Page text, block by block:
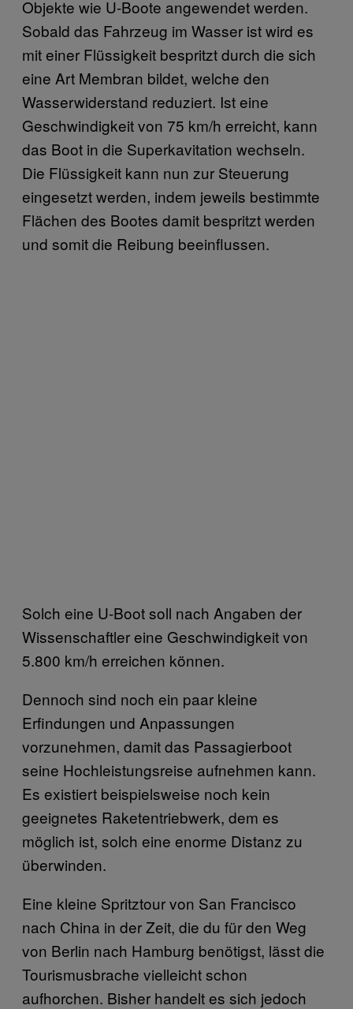
Objekte wie U-Boote angewendet werden.
Sobald das Fahrzeug im Wasser ist wird es
mit einer Flüssigkeit bespritzt durch die sich
eine Art Membran bildet, welche den
Wasserwiderstand reduziert. Ist eine
Geschwindigkeit von 75 km/h erreicht, kann
das Boot in die Superkavitation wechseln.
Die Flüssigkeit kann nun zur Steuerung
eingesetzt werden, indem jeweils bestimmte
Flächen des Bootes damit bespritzt werden
und somit die Reibung beeinflussen.
Solch eine U-Boot soll nach Angaben der
Wissenschaftler eine Geschwindigkeit von
5.800 km/h erreichen können.
Dennoch sind noch ein paar kleine
Erfindungen und Anpassungen
vorzunehmen, damit das Passagierboot
seine Hochleistungsreise aufnehmen kann.
Es existiert beispielsweise noch kein
geeignetes Raketentriebwerk, dem es
möglich ist, solch eine enorme Distanz zu
überwinden.
Eine kleine Spritztour von San Francisco
nach China in der Zeit, die du für den Weg
von Berlin nach Hamburg benötigst, lässt die
Tourismusbrache vielleicht schon
aufhorchen. Bisher handelt es sich jedoch